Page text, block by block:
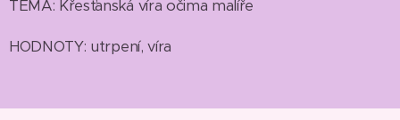
TÉMA: Křesťanská víra očima malíře
HODNOTY: utrpení, víra